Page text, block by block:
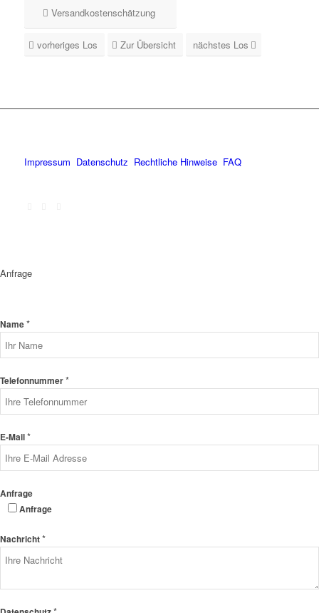
Versandkostenschätzung
vorheriges Los Zur Übersicht nächstes Los
Impressum Datenschutz Rechtliche Hinweise FAQ
Anfrage
Name*
Telefonnummer*
E-Mail*
Anfrage
Anfrage
Nachricht*